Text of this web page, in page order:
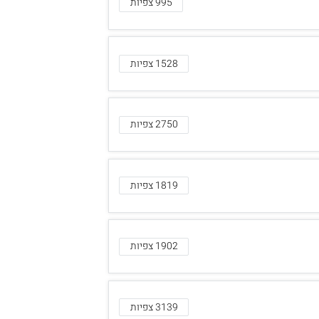
1528 צפיות
2750 צפיות
1819 צפיות
1902 צפיות
3139 צפיות